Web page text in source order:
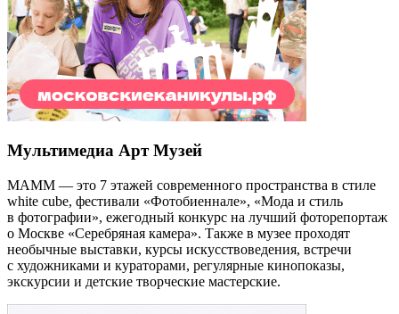
Мультимедиа Арт Музей
МАММ — это 7 этажей современного пространства в стиле
white cube, фестивали «Фотобиеннале», «Мода и стиль
в фотографии», ежегодный конкурс на лучший фоторепортаж
о Москве «Серебряная камера». Также в музее проходят
необычные выставки, курсы искусствоведения, встречи
с художниками и кураторами, регулярные кинопоказы,
экскурсии и детские творческие мастерские.